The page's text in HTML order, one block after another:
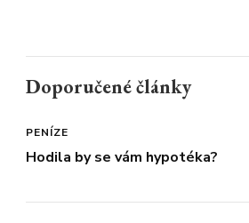
Doporučené články
PENÍZE
Hodila by se vám hypotéka?